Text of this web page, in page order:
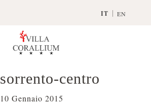
IT EN
sorrento-centro
10 Gennaio 2015